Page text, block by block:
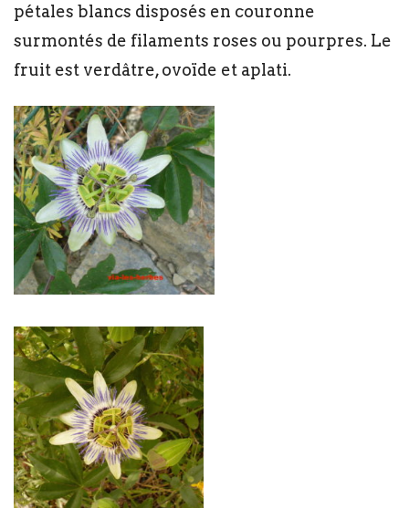
pétales blancs disposés en couronne
surmontés de filaments roses ou pourpres. Le
fruit est verdâtre, ovoïde et aplati.